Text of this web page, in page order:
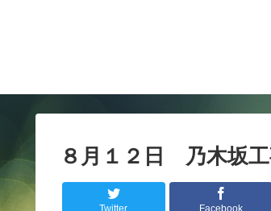
８月１２日 乃木坂工